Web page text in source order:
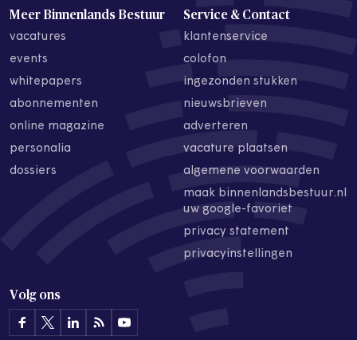
Meer Binnenlands Bestuur
vacatures
events
whitepapers
abonnementen
online magazine
personalia
dossiers
Service & Contact
klantenservice
colofon
ingezonden stukken
nieuwsbrieven
adverteren
vacature plaatsen
algemene voorwaarden
maak binnenlandsbestuur.nl
uw google-favoriet
privacy statement
privacyinstellingen
Volg ons